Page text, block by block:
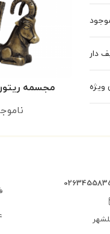
دار
ویژه
مجسمه